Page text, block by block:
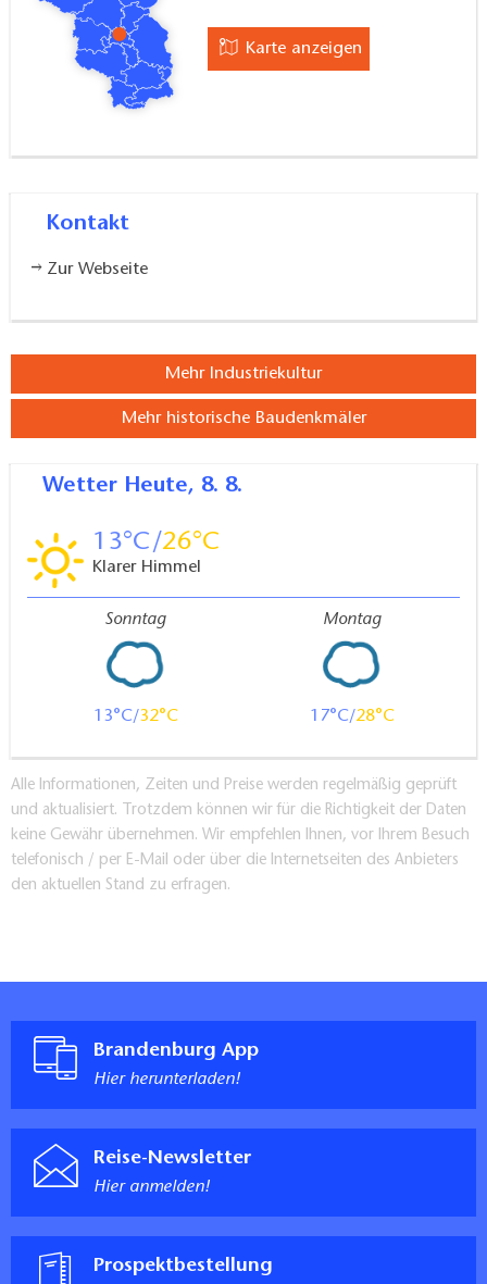
Karte anzeigen
Kontakt
Zur Webseite
Mehr Industriekultur
Mehr historische Baudenkmäler
Wetter Heute, 8. 8.
13 26
Klarer Himmel
Sonntag
13 32
Montag
17 28
Alle Informationen, Zeiten und Preise werden regelmäßig geprüft
und aktualisiert. Trotzdem können wir für die Richtigkeit der Daten
keine Gewähr übernehmen. Wir empfehlen Ihnen, vor Ihrem Besuch
telefonisch / per E-Mail oder über die Internetseiten des Anbieters
den aktuellen Stand zu erfragen.
Brandenburg App
Hier herunterladen!
Reise-Newsletter
Hier anmelden!
Prospektbestellung